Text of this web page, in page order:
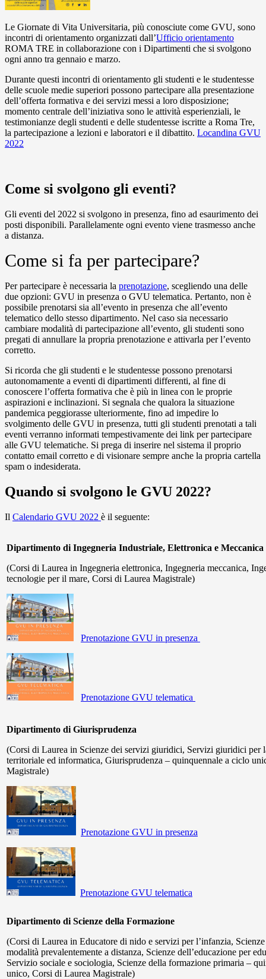
Le Giornate di Vita Universitaria, più conosciute come GVU, sono
incontri di orientamento organizzati dall’Ufficio orientamento
ROMA TRE in collaborazione con i Dipartimenti che si svolgono
ogni anno tra gennaio e marzo.
Durante questi incontri di orientamento gli studenti e le studentesse
delle scuole medie superiori possono partecipare alla presentazione
dell’offerta formativa e dei servizi messi a loro disposizione;
momento centrale dell’iniziativa sono le attività esperienziali, le
testimonianze degli studenti e delle studentesse iscritte a Roma Tre,
la partecipazione a lezioni e laboratori e il dibattito. Locandina GVU
2022
Come si svolgono gli eventi?
Gli eventi del 2022 si svolgono in presenza, fino ad esaurimento dei
posti disponibili. Parallelamente ogni evento viene trasmesso anche
a distanza.
Come si fa per partecipare?
Per partecipare è necessaria la prenotazione, scegliendo una delle
due opzioni: GVU in presenza o GVU telematica. Pertanto, non è
possibile prenotarsi sia all’evento in presenza che all’evento
telematico dello stesso dipartimento. Nel caso sia necessario
cambiare modalità di partecipazione all’evento, gli studenti sono
pregati di annullare la propria prenotazione e attivarla per l’evento
corretto.
Si ricorda che gli studenti e le studentesse possono prenotarsi
autonomamente a eventi di dipartimenti differenti, al fine di
conoscere l’offerta formativa che è più in linea con le proprie
aspirazioni e inclinazioni. Si segnala che qualora la situazione
pandemica peggiorasse ulteriormente, fino ad impedire lo
svolgimento delle GVU in presenza, tutti gli studenti prenotati a tali
eventi verranno informati tempestivamente dei link per partecipare
alle GVU telematiche. Si prega di inserire nel sistema il proprio
contatto email corretto e di visionare sempre anche la propria cartella
spam o indesiderata.
Quando si svolgono le GVU 2022?
Il Calendario GVU 2022 è il seguente:
Dipartimento di Ingegneria Industriale, Elettronica e Meccanica
(Corsi di Laurea in Ingegneria elettronica, Ingegneria meccanica,
tecnologie per il mare, Corsi di Laurea Magistrale)
Prenotazione GVU in presenza
Prenotazione GVU telematica
Dipartimento di Giurisprudenza
(Corsi di Laurea in Scienze dei servizi giuridici, Servizi giuridici per
territoriale ed informatica, Giurisprudenza – quinquennale a ciclo
Magistrale)
Prenotazione GVU in presenza
Prenotazione GVU telematica
Dipartimento di Scienze della Formazione
(Corsi di Laurea in Educatore di nido e servizi per l’infanzia,
modalità prevalentemente a distanza, Scienze dell’educazione per
Servizio sociale e sociologia, Scienze della formazione primaria –
unico, Corsi di Laurea Magistrale)